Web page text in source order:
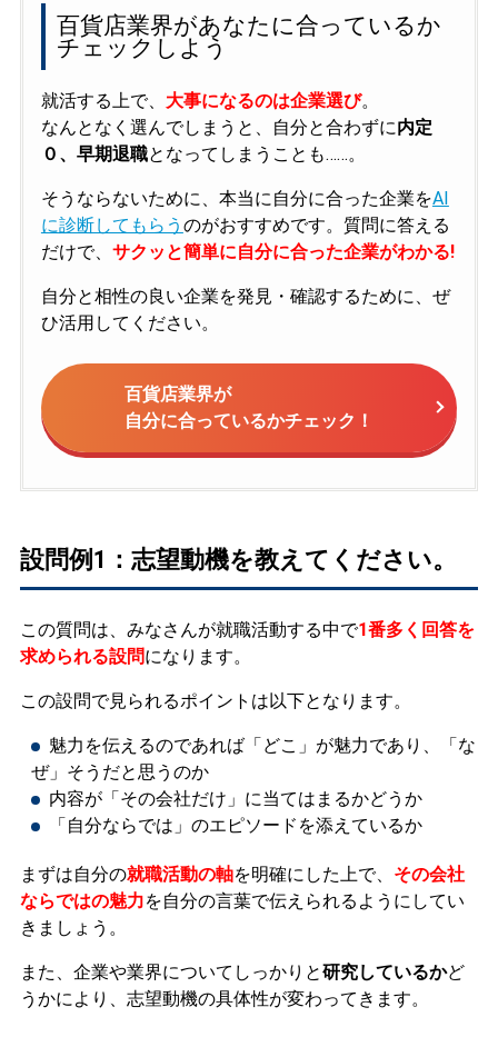
百貨店業界があなたに合っているか
チェックしよう
就活する上で、 大事になるのは企業選び。
なんとなく選んでしまうと、自分と合わずに内定
０、早期退職となってしまうことも……。
そうならないために、本当に自分に合った企業をAI
に診断してもらう のがおすすめです。質問に答える
だけで、 サクッと簡単に自分に合った企業がわかる!
自分と相性の良い企業を発見・確認するために、ぜ
ひ活用してください。
百貨店業界が
自分に合っているかチェック！
設問例1：志望動機を教えてください。
この質問は、みなさんが就職活動する中で1番多く回答を
求められる設問になります。
この設問で見られるポイントは以下となります。
魅力を伝えるのであれば「どこ」が魅力であり、「な
ぜ」そうだと思うのか
内容が「その会社だけ」に当てはまるかどうか
「自分ならでは」のエピソードを添えているか
まずは自分の就職活動の軸を明確にした上で、 その会社
ならではの魅力を自分の言葉で伝えられるようにしてい
きましょう。
また、企業や業界についてしっかりと研究しているかど
うかにより、志望動機の具体性が変わってきます。